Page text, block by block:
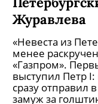
Тюльпанова
«Невеста из
менее
«Газпром».
выступил Петр
сразу отправил
замуж за